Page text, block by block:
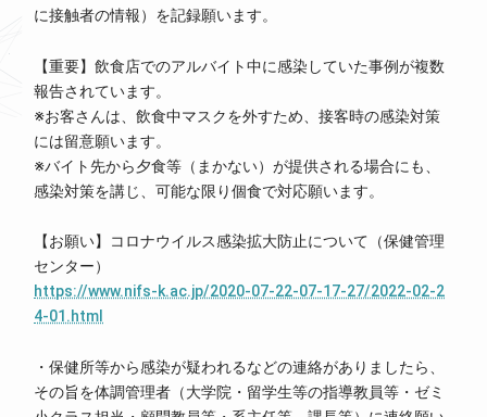
に接触者の情報）を記録願います。
【重要】飲食店でのアルバイト中に感染していた事例が複数
報告されています。
※お客さんは、飲食中マスクを外すため、接客時の感染対策
には留意願います。
※バイト先から夕食等（まかない）が提供される場合にも、
感染対策を講じ、可能な限り個食で対応願います。
【お願い】コロナウイルス感染拡大防止について（保健管理
センター）
https://www.nifs-k.ac.jp/2020-07-22-07-17-27/2022-02-2
4-01.html
・保健所等から感染が疑われるなどの連絡がありましたら、
その旨を体調管理者（大学院・留学生等の指導教員等・ゼミ